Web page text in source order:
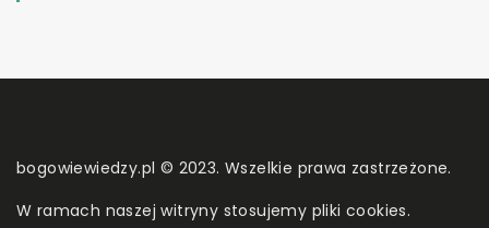
bogowiewiedzy.pl © 2023. Wszelkie prawa zastrzeżone.
W ramach naszej witryny stosujemy pliki cookies.